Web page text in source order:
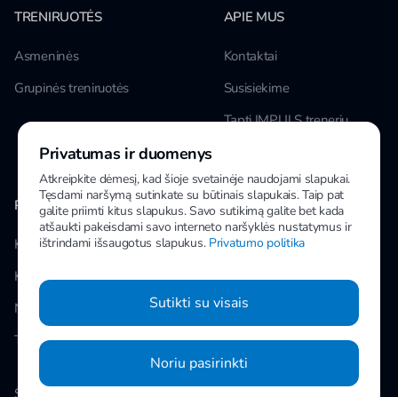
TRENIRUOTĖS
Asmeninės
Grupinės treniruotės
APIE MUS
Kontaktai
Susisiekime
Tapti IMPULS treneriu
PAPILDOMA INFORMACIJA
Klubai
Kainos
Naujienos
Taisyklės
MANO IMPULS
Facebook
Instagram
Slapukų nustatymai
Privatumas ir duomenys
Atkreipkite dėmesį, kad šioje svetainėje naudojami slapukai.
Tęsdami naršymą sutinkate su būtinais slapukais. Taip pat
galite priimti kitus slapukus. Savo sutikimą galite bet kada
atšaukti pakeisdami savo interneto naršyklės nustatymus ir
ištrindami išsaugotus slapukus. Privatumo politika
Sutikti su visais
Noriu pasirinkti